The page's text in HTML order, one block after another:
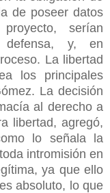
de poseer datos
serían
y, en
La libertad
los principales
La decisión
al derecho a
libertad, agregó,
lo señala la
intromisión en
ya que ello
absoluto, lo que